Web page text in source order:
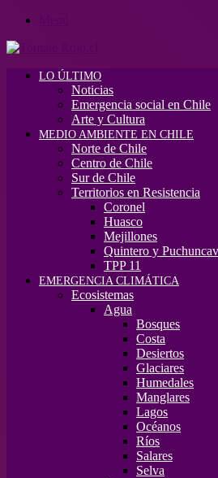
LO ÚLTIMO
Noticias
Emergencia social en Chile
Arte y Cultura
MEDIO AMBIENTE EN CHILE
Norte de Chile
Centro de Chile
Sur de Chile
Territorios en Resistencia
Coronel
Huasco
Mejillones
Quintero y
TPP 11
EMERGENCIA CLIMÁTICA
Ecosistemas
Agua
Bosques
Costa
Desiertos
Glaciares
Humedales
Manglares
Lagos
Océanos
Ríos
Salares
Selva